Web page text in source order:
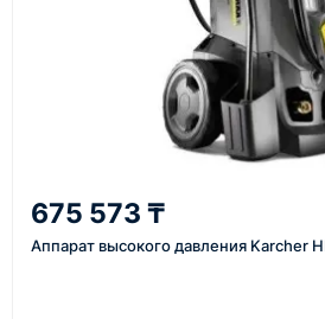
поставщика, города доставки,
выбранной транспортной
Средний срок доставки
поставок составляет 7–14
более быстрая
менеджер сообщает при
675 573 ₸
Аппарат высокого давления Karcher